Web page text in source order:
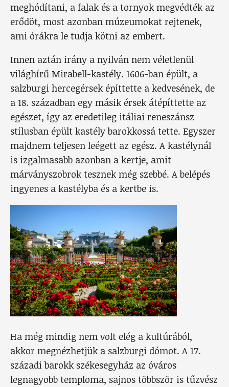
meghódítani, a falak és a tornyok megvédték az
erődöt, most azonban múzeumokat rejtenek,
ami órákra le tudja kötni az embert.
Innen aztán irány a nyilván nem véletlenül
világhírű Mirabell-kastély. 1606-ban épült, a
salzburgi hercegérsek építtette a kedvesének, de
a 18. században egy másik érsek átépíttette az
egészet, így az eredetileg itáliai reneszánsz
stílusban épült kastély barokkossá tette. Egyszer
majdnem teljesen leégett az egész. A kastélynál
is izgalmasabb azonban a kertje, amit
márványszobrok tesznek még szebbé. A belépés
ingyenes a kastélyba és a kertbe is.
Ha még mindig nem volt elég a kultúrából,
akkor megnézhetjük a salzburgi dómot. A 17.
századi barokk székesegyház az óváros
legnagyobb temploma, sajnos többször is tűzvész